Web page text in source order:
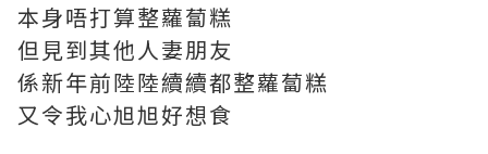
本身唔打算整蘿蔔糕
但見到其他人妻朋友
係新年前陸陸續續都整蘿蔔糕
又令我心旭旭好想食